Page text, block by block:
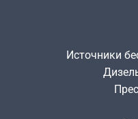
Источники